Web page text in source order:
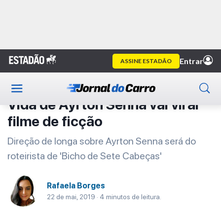
Primeira Classe
Vida de Ayrton Senna vai virar
filme de ficção
Direção de longa sobre Ayrton Senna será do
roteirista de 'Bicho de Sete Cabeças'
Rafaela Borges
22 de mai, 2019 · 4 minutos de leitura.